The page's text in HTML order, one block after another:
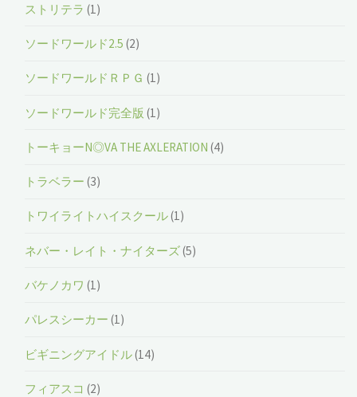
ストリテラ (1)
ソードワールド2.5 (2)
ソードワールドＲＰＧ (1)
ソードワールド完全版 (1)
トーキョーN◎VA THE AXLERATION (4)
トラベラー (3)
トワイライトハイスクール(1)
ネバー・レイト・ナイターズ(5)
バケノカワ (1)
パレスシーカー (1)
ビギニングアイドル(14)
フィアスコ (2)